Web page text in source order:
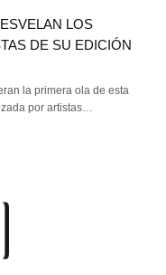
LOS
DE SU EDICIÓN
la primera ola de esta
por artistas…